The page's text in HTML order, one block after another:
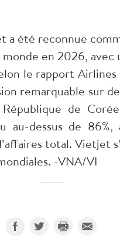
a été reconnue
en 2026,
le rapport
remarquable sur
de
au-dessus de
total. Vietjet
-VNA/VI